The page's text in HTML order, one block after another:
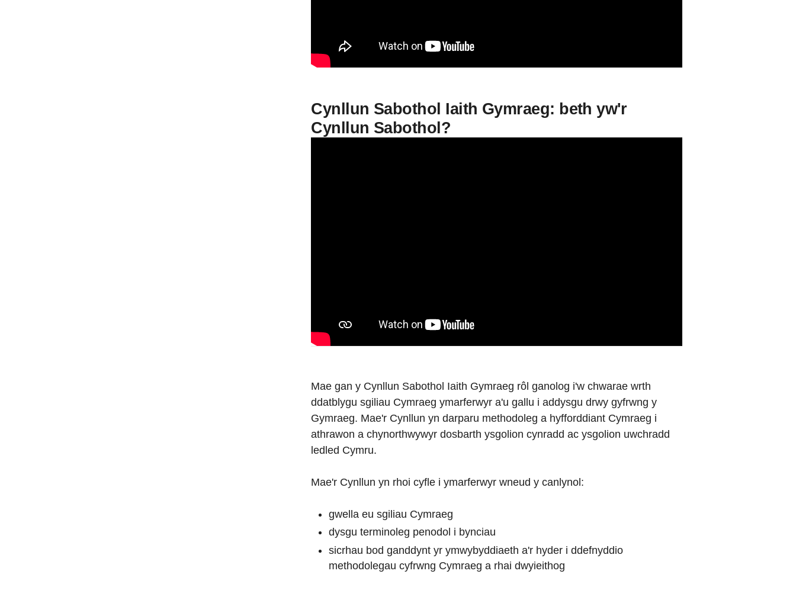
Cynllun Sabothol Iaith Gymraeg: beth yw'r
Cynllun Sabothol?
Mae gan y Cynllun Sabothol Iaith Gymraeg rôl ganolog i'w chwarae wrth
ddatblygu sgiliau Cymraeg ymarferwyr a'u gallu i addysgu drwy gyfrwng y
Gymraeg. Mae'r Cynllun yn darparu methodoleg a hyfforddiant Cymraeg i
athrawon a chynorthwywyr dosbarth ysgolion cynradd ac ysgolion uwchradd
ledled Cymru.
Mae'r Cynllun yn rhoi cyfle i ymarferwyr wneud y canlynol:
gwella eu sgiliau Cymraeg
dysgu terminoleg penodol i bynciau
sicrhau bod ganddynt yr ymwybyddiaeth a'r hyder i ddefnyddio
methodolegau cyfrwng Cymraeg a rhai dwyieithog